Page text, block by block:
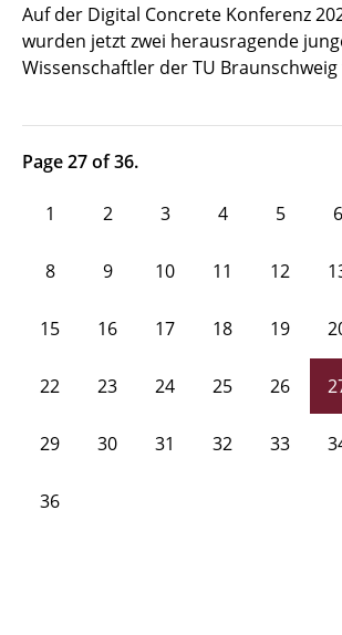
Auf der Digital Concrete Konferenz
wurden jetzt zwei herausragende
Wissenschaftler der TU
Page 27 of 36.
1 2 3 4 5 6
8 9 10 11 12
15 16 17 18 19
22 23 24 25 26
29 30 31 32 33
36